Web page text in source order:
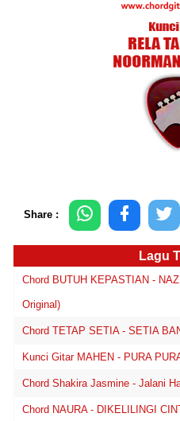
Share :
Lagu
Chord BUTUH KEPASTIAN -
Original)
Chord TETAP SETIA - SETIA
Kunci Gitar MAHEN - PURA
Chord Shakira Jasmine - Jalani
Chord NAURA - DIKELILINGI